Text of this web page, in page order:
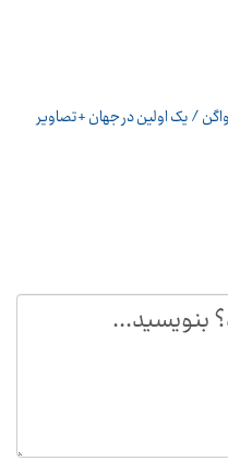
/ یک اولین در جهان +تصاویر